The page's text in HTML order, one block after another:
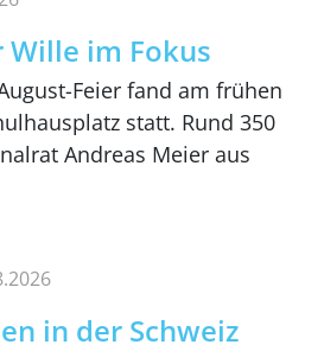
im Fokus
Feier fand am frühen
statt. Rund 350
Andreas Meier aus
in der Schweiz